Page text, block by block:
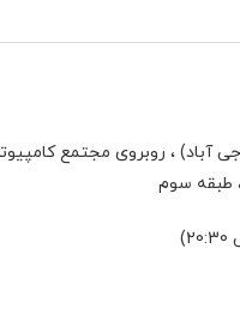
آباد) ، روبروی مجتمع
طبقه سوم